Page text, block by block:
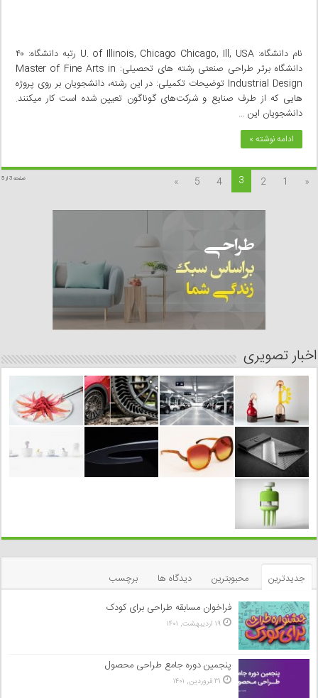
نام دانشگاه: U. of Illinois, Chicago Chicago, Ill, USA رتبه دانشگاه: ۴۰
دانشگاه برتر طراحی صنعتی رشته های تحصیلی: Master of Fine Arts in
Industrial Design توضیحات تکمیلی: در این رشته، دانشجویان بر روی پروژه
هایی که از طرف صنایع و شرکت‌های گوناگون تعیین شده است کار می­کنند.
دانشجویان این …
ادامه نوشته »
صفحه 3 از 5 «
1
2
3
4
5
»
اخبار تصویری
جدیدترین محبوبترین دیدگاه ها
برچسب
فراخوان مسابقه طراحی برای کودک
۱۹ اردیبهشت, ۱۴۰۱
پنجمین دوره جامع طراحی محصول
۳۱ فروردین, ۱۴۰۱